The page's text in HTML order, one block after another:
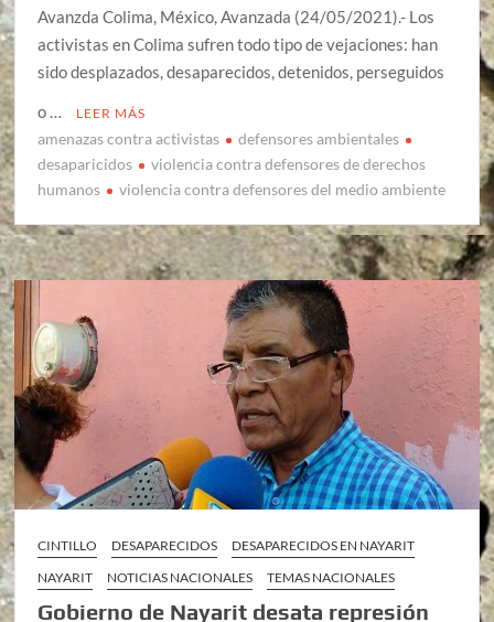
Avanzda Colima, México, Avanzada (24/05/2021).- Los
activistas en Colima sufren todo tipo de vejaciones: han
sido desplazados, desaparecidos, detenidos, perseguidos
o …
LEER MÁS
amenazas contra activistas
defensores ambientales
desaparicidos
violencia contra defensores de derechos
humanos
violencia contra defensores del medio ambiente
CINTILLO DESAPARECIDOS
DESAPARECIDOS EN NAYARIT
NAYARIT
NOTICIAS NACIONALES TEMAS NACIONALES
Gobierno de Nayarit desata represión